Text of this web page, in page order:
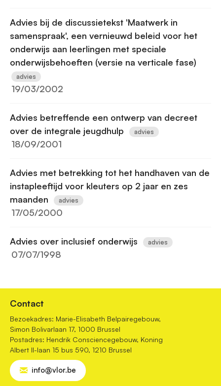
Advies bij de discussietekst 'Maatwerk in
samenspraak', een vernieuwd beleid voor het
onderwijs aan leerlingen met speciale
onderwijsbehoeften (versie na verticale fase)
advies
19/03/2002
Advies betreffende een ontwerp van decreet
over de integrale jeugdhulp
advies
18/09/2001
Advies met betrekking tot het handhaven van de
instapleeftijd voor kleuters op 2 jaar en zes
maanden
advies
17/05/2000
Advies over inclusief onderwijs advies
07/07/1998
Contact
Bezoekadres: Marie-Elisabeth Belpairegebouw,
Simon Bolivarlaan 17, 1000 Brussel
Postadres: Hendrik Consciencegebouw, Koning
Albert II-laan 15 bus 590, 1210 Brussel
info@vlor.be